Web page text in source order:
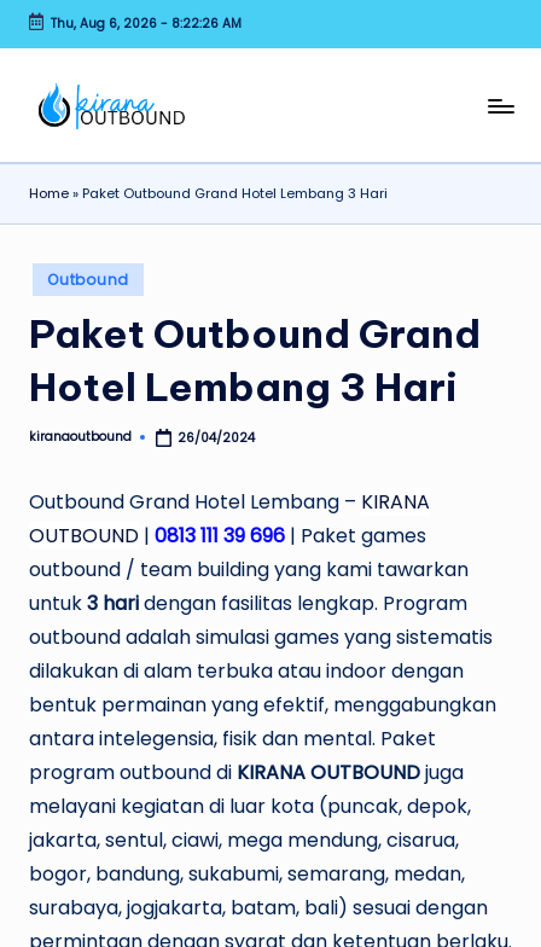
Skip
content
Thu, Aug 6, 2026- 8:22:26 AM
K
I
R
N
A
O
U
T
O
U
N
D
EO
Home»Paket Outbound Grand Hotel Lembang 3 Hari
Posted
in
Outbound
Paket Outbound Grand
Hotel Lembang 3 Hari
Posted
kiranaoutbound 26/04/2024
Outbound Grand Hotel Lembang – KIRANA
OUTBOUND | 0813 111 39 696 | Paket games
outbound / team building yang kami tawarkan
untuk3 haridengan fasilitas lengkap. Program
outbound adalah simulasi games yang sistematis
dilakukan di alam terbuka atau indoor dengan
bentuk permainan yang efektif, menggabungkan
antara intelegensia, fisik dan mental. Paket
program outbound di KIRANA OUTBOUNDjuga
melayani kegiatan di luar kota (puncak, depok,
jakarta, sentul, ciawi, mega mendung, cisarua,
bogor, bandung, sukabumi, semarang, medan,
surabaya, jogjakarta, batam, bali) sesuai dengan
permintaan dengan syarat dan ketentuan berlaku.